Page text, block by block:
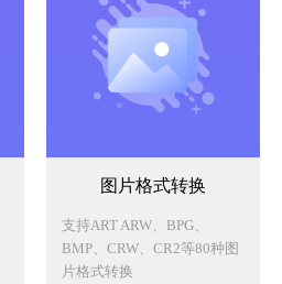
图片格式转换
支持ART ARW、BPG、
BMP、CRW、CR2等80种图
片格式转换